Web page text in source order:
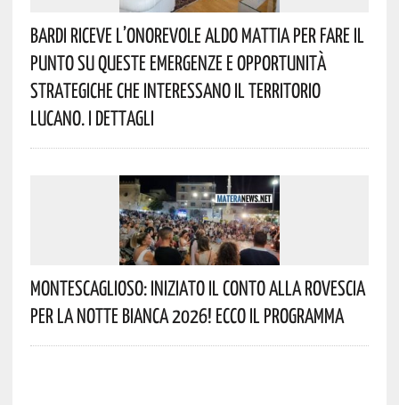
Bardi Riceve L’onorevole Aldo Mattia Per Fare Il
Punto Su Queste Emergenze E Opportunità
Strategiche Che Interessano Il Territorio
Lucano. I Dettagli
Montescaglioso: Iniziato Il Conto Alla Rovescia
Per La Notte Bianca 2026! Ecco Il Programma